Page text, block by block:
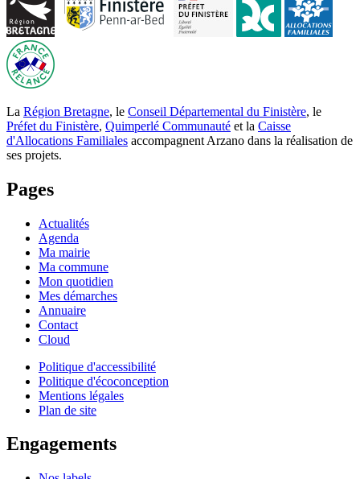
La Région Bretagne, le Conseil Départemental du Finistère, le
Préfet du Finistère, Quimperlé Communauté et la Caisse
d'Allocations Familiales accompagnent Arzano dans la réalisation de
ses projets.
Pages
Actualités
Agenda
Ma mairie
Ma commune
Mon quotidien
Mes démarches
Annuaire
Contact
Cloud
Politique d'accessibilité
Politique d'écoconception
Mentions légales
Plan de site
Engagements